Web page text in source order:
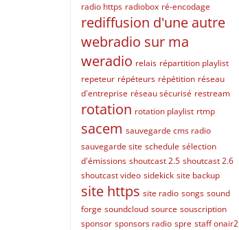
radio https radiobox ré-encodage
rediffusion d'une autre
webradio sur ma
weradio relais répartition playlist
repeteur répéteurs répétition réseau
d'entreprise réseau sécurisé restream
rotation rotation playlist rtmp
sacem sauvegarde cms radio
sauvegarde site schedule sélection
d'émissions shoutcast 2.5 shoutcast 2.6
shoutcast video sidekick site backup
site https site radio songs sound
forge soundcloud source souscription
sponsor sponsors radio spre staff onair2